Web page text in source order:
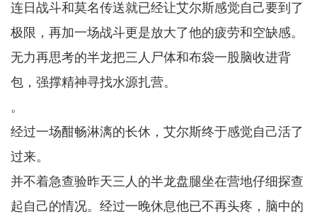
连日战斗和莫名传送就已经让艾尔斯感觉自己要到了
极限，再加一场战斗更是放大了他的疲劳和空缺感。
无力再思考的半龙把三人尸体和布袋一股脑收进背
包，强撑精神寻找水源扎营。
。
经过一场酣畅淋漓的长休，艾尔斯终于感觉自己活了
过来。
并不着急查验昨天三人的半龙盘腿坐在营地仔细探查
起自己的情况。经过一晚休息他已不再头疼，脑中的